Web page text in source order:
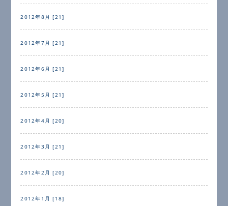
2012年8月 [21]
2012年7月 [21]
2012年6月 [21]
2012年5月 [21]
2012年4月 [20]
2012年3月 [21]
2012年2月 [20]
2012年1月 [18]